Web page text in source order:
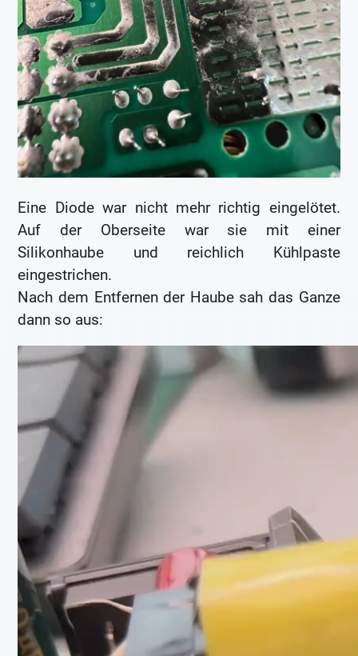
Eine Diode war nicht mehr richtig eingelötet.
Auf der Oberseite war sie mit einer
Silikonhaube und reichlich Kühlpaste
eingestrichen.
Nach dem Entfernen der Haube sah das Ganze
dann so aus: